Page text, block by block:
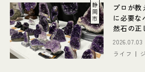
静
岡
市
プロが教
に必要な
然石の正
2026.07.03
ライフ